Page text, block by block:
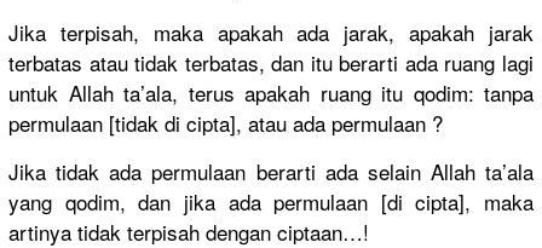
Jika terpisah, maka apakah ada jarak, apakah jarak
terbatas atau tidak terbatas, dan itu berarti ada ruang lagi
untuk Allah ta’ala, terus apakah ruang itu qodim: tanpa
permulaan [tidak di cipta], atau ada permulaan ?
Jika tidak ada permulaan berarti ada selain Allah ta’ala
yang qodim, dan jika ada permulaan [di cipta], maka
artinya tidak terpisah dengan ciptaan…!